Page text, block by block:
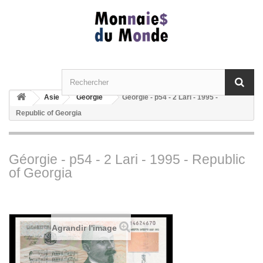
Asie Géorgie
Géorgie - p54 - 2 Lari - 1995 -
Republic of Georgia
Géorgie - p54 - 2 Lari - 1995 - Republic
of Georgia
Agrandir l'image